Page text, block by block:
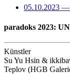
05.10.2023 —
paradoks 2023:
Künstler
Su Yu Hsin &
Teplov (HGB